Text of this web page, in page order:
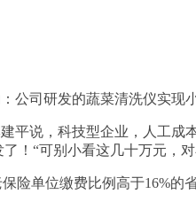
司研发的蔬菜清洗仪实现
说，科技型企业，人工成
！“可别小看这几十万元，
单位缴费比例高于16%的